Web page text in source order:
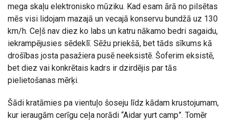
mega skaļu elektronisko mūziku. Kad esam ārā no pilsētas
mēs visi lidojam mazajā un vecajā konservu bundžā uz 130
km/h. Ceļš nav diez ko labs un katru nākamo bedri sagaidu,
iekrampējusies sēdeklī. Sēžu priekšā, bet tāds sīkums kā
drošības josta pasažiera pusē neeksistē. Šoferim eksistē,
bet diez vai konkrētais kadrs ir dzirdējis par tās
pielietošanas mērķi.
Šādi kratāmies pa vientuļo šoseju līdz kādam krustojumam,
kur ieraugām cerīgu ceļa norādi “Aidar yurt camp”. Tomēr